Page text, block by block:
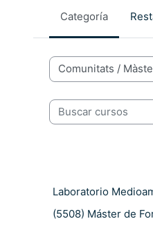
Categoría
Categorías de
Buscar cursos
Laboratorio
(5508) Máster de